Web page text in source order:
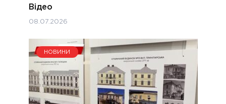
Відео
08.07.2026
НОВИНИ